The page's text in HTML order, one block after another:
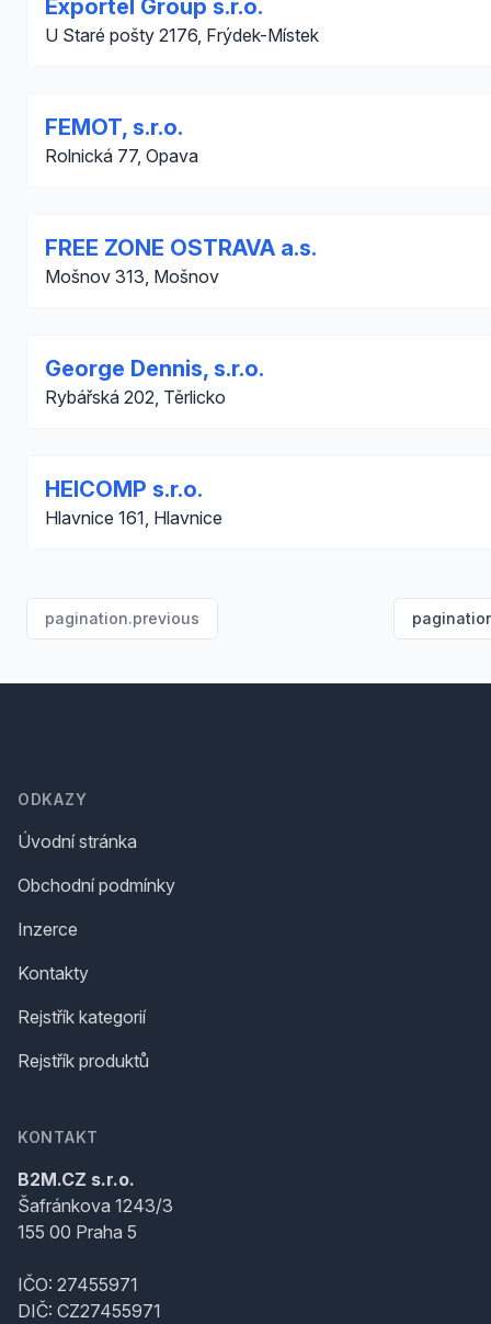
Exportel Group s.r.o.
U Staré pošty 2176, Frýdek-Místek
FEMOT, s.r.o.
Rolnická 77, Opava
FREE ZONE OSTRAVA a.s.
Mošnov 313, Mošnov
George Dennis, s.r.o.
Rybářská 202, Těrlicko
HEICOMP s.r.o.
Hlavnice 161, Hlavnice
pagination.previous
ODKAZY
Úvodní stránka
Obchodní podmínky
Inzerce
Kontakty
Rejstřík kategorií
Rejstřík produktů
KONTAKT
B2M.CZ s.r.o.
Šafránkova 1243/3
155 00 Praha 5
IČO: 27455971
DIČ: CZ27455971